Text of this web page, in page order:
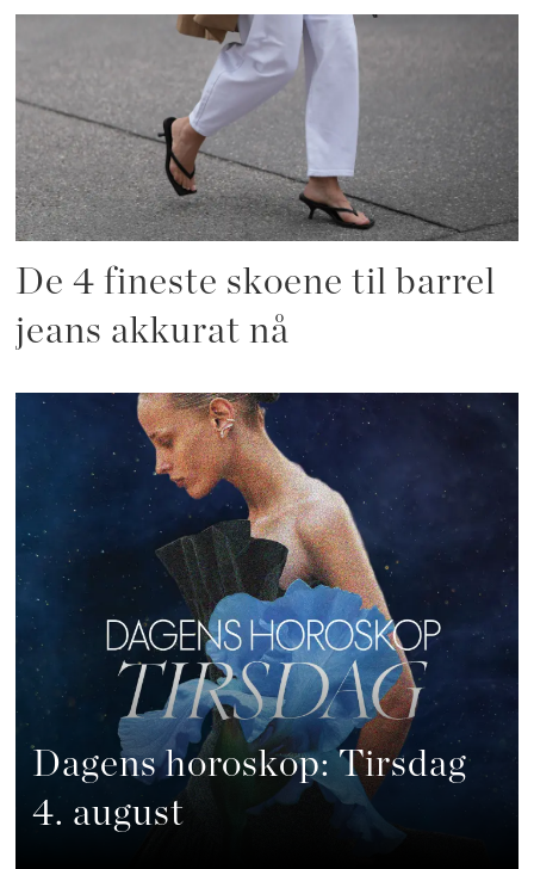
De 4 fineste skoene til barrel
jeans akkurat nå
Dagens horoskop: Tirsdag
4. august